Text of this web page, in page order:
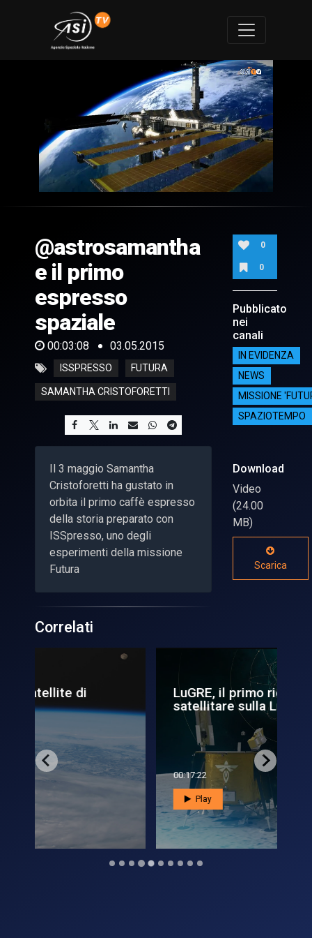
of
8
seconds
@astrosamantha
e il primo
espresso
spaziale
00:03:08 03.05.2015
ISSPRESSO FUTURA
SAMANTHA CRISTOFORETTI
Il 3 maggio Samantha
Cristoforetti ha gustato in
orbita il primo caffè espresso
della storia preparato con
ISSpresso, uno degli
esperimenti della missione
Futura
0
0
Pubblicato
nei
canali
IN EVIDENZA
NEWS
MISSIONE
SPAZIOTEMPO
Download
Video
(24.00
MB)
Scarica
Correlati
LuGRE, il primo ricevitore
satellitare sulla Luna ap...
00:17:22